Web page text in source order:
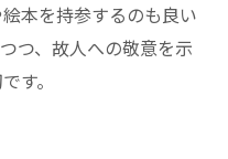
本を持参するのも良い
つ、故人への敬意を示
す。